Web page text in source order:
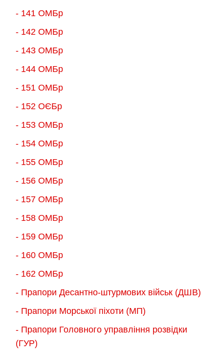
- 141 ОМБр
- 142 ОМБр
- 143 ОМБр
- 144 ОМБр
- 151 ОМБр
- 152 ОЄБр
- 153 ОМБр
- 154 ОМБр
- 155 ОMБр
- 156 ОMБр
- 157 ОМБр
- 158 ОМБр
- 159 ОМБр
- 160 ОМБр
- 162 ОМБр
- Прапори Десантно-штурмових військ (ДШВ)
- Прапори Морської піхоти (МП)
- Прапори Головного управління розвідки
(ГУР)